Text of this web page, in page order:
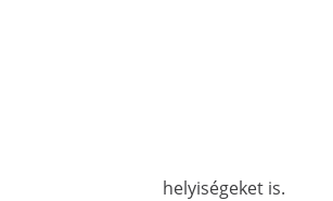
nagyméretű helyiségeket is.